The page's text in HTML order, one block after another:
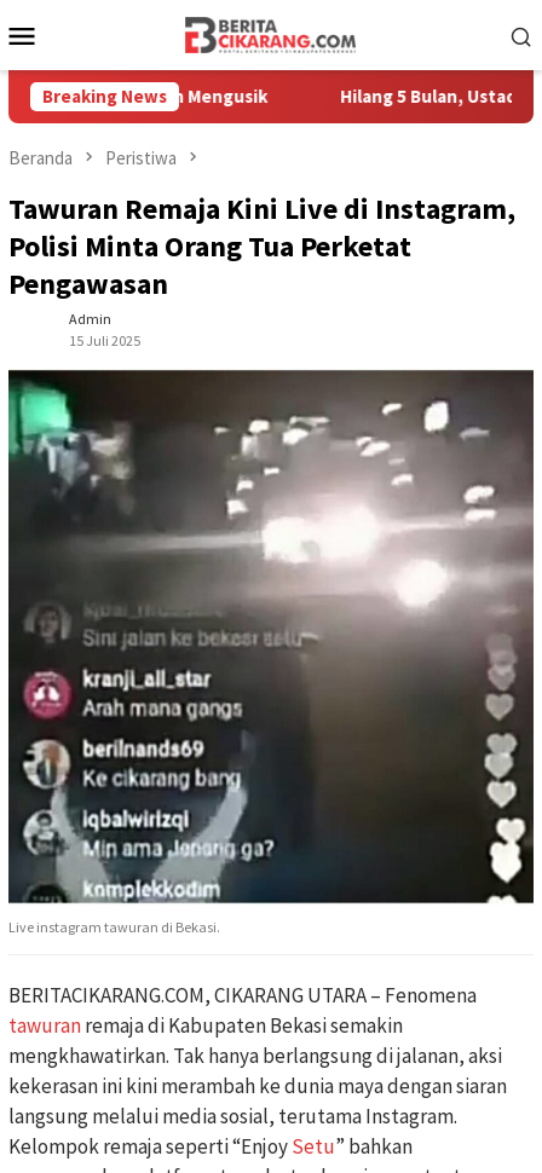
ke
Mobile
Breaking News
Masih Mengusik Hilang 5 Bulan, Ustadz Ujang
Beranda Peristiwa
Tawuran Remaja Kini Live di Instagram,
Polisi Minta Orang Tua Perketat
Pengawasan
Admin
15 Juli 2025
Live instagram tawuran di Bekasi.
BERITACIKARANG.COM, CIKARANG UTARA – Fenomena
tawuranremaja di Kabupaten Bekasi semakin
mengkhawatirkan. Tak hanya berlangsung di jalanan, aksi
kekerasan ini kini merambah ke dunia maya dengan siaran
langsung melalui media sosial, terutama Instagram.
Kelompok remaja seperti “EnjoySetu” bahkan